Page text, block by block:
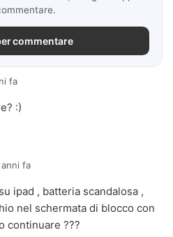
commentare
fa
:)
anni fa
ipad , batteria scandalosa ,
nel schermata di blocco con
continuare ???